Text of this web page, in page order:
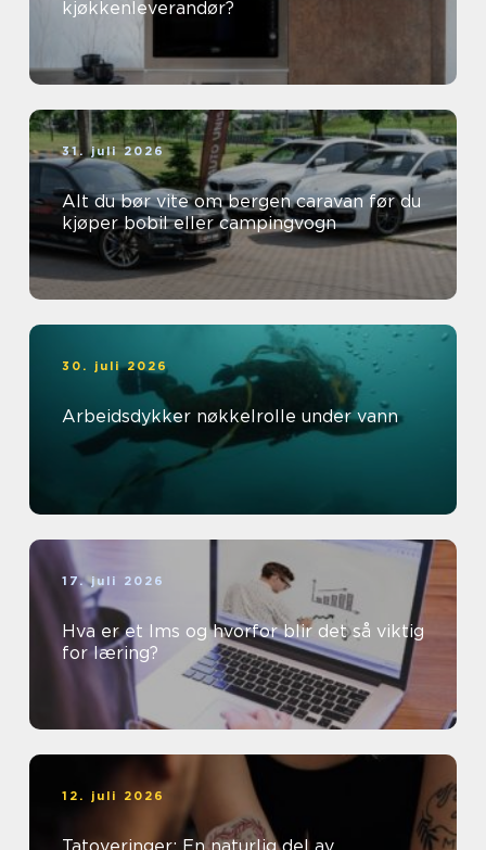
kjøkkenleverandør?
31. juli 2026
Alt du bør vite om bergen caravan før du
kjøper bobil eller campingvogn
30. juli 2026
Arbeidsdykker nøkkelrolle under vann
17. juli 2026
Hva er et lms og hvorfor blir det så viktig
for læring?
12. juli 2026